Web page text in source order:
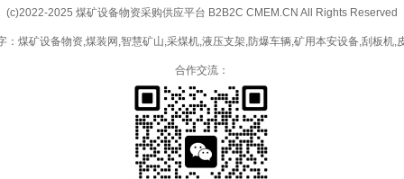
(c)2022-2025 煤矿设备物资采购供应平台 B2B2C CMEM.CN All Rights Reserved
：煤矿设备物资,煤装网,智慧矿山,采煤机,液压支架,防爆车辆,矿用本安设备,刮板机,
合作交流：